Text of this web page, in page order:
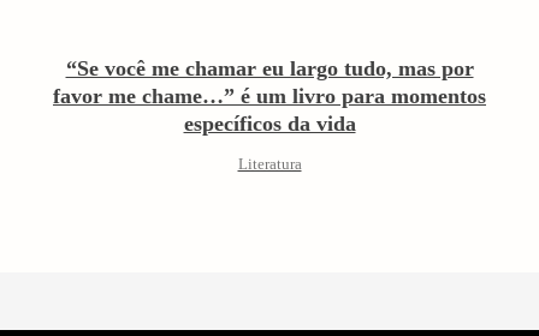
“Se você me chamar eu largo tudo, mas por
favor me chame…” é um livro para momentos
específicos da vida
Literatura